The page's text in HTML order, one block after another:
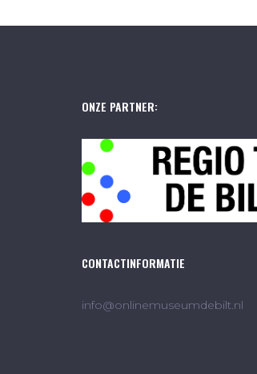
ONZE PARTNER:
CONTACTINFORMATIE
info@onlinemuseumdebilt.nl